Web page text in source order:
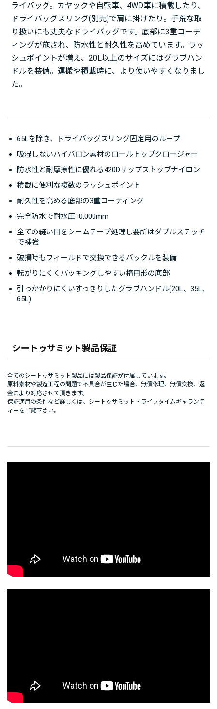
ライバッグ。カヤックや自転車、4WD車に積載したり、
ドライバッグスリング(別売)で肩に掛けたり。手荒な取
り扱いにも丈夫なドライバッグです。底部に3重コーテ
ィングが施され、防水性と耐久性を高めています。ラッ
シュポイントが増え、20L以上のサイズにはグラブハン
ドルを装備。運搬や積載時に、より使いやすくなりまし
た。
シートゥサミット製品保証
全てのシートゥサミット製品には製品保証が付属しています。
原料素材や製造工程の問題で不具合が生じた場合、無償修理、無償交換、返
金により対応させて頂きます。
保証適用の条件など詳しくは、 シートゥサミット・ライフタイムギャランテ
ィーをご覧下さい。
65Lを除き、ドライバッグスリング固定用のループ
吸湿しないハイパロン素材のロールトップクロージャー
防水性と耐摩擦性に優れる420Dリップストップナイロン
積載に便利な複数のラッシュポイント
耐久性を高める底部の3重コーティング
完全防水で耐水圧10,000mm
全ての縫い目をシームテープ処理し要所はダブルステッチ
で補強
破損時もフィールドで交換できるバックルを装備
転がりにくくパッキングしやすい楕円形の底部
引っかかりにくいすっきりしたグラブハンドル(20L、35L、
65L)